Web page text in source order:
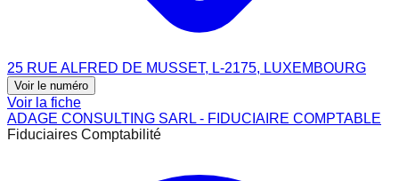
25 RUE ALFRED DE MUSSET, L-2175, LUXEMBOURG
Voir le numéro
Voir la fiche
ADAGE CONSULTING SARL - FIDUCIAIRE COMPTABLE
Fiduciaires Comptabilité